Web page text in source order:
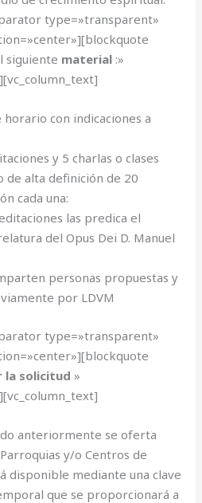
type=»transparent»
siguiente material :»
con indicaciones a
y 5 charlas o clases
de alta definición de 20
cada una:
las predica el
del Opus Dei D. Manuel
personas propuestas y
por LDVM
type=»transparent»
la solicitud»
anteriormente se oferta
y/o Centros de
disponible mediante una clave
que se proporcionará a